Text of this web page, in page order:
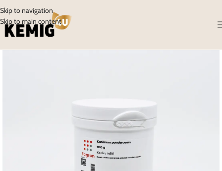
Skip to navigation
Skip to main content